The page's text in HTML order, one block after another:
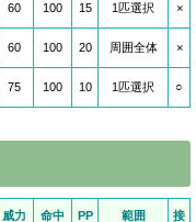
60 100 15 1匹選択 ×
60 100 20 周囲全体 ×
75 100 10 1匹選択 ○
威力 命中 PP 範囲 接